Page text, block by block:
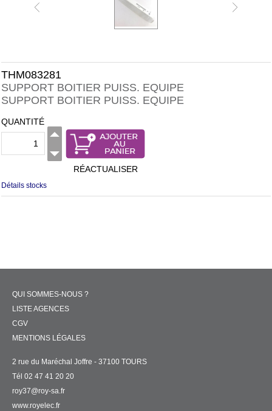
THM083281
SUPPORT BOITIER PUISS. EQUIPE
SUPPORT BOITIER PUISS. EQUIPE
QUANTITÉ
RÉACTUALISER
Détails stocks
QUI SOMMES-NOUS ?
LISTE AGENCES
CGV
MENTIONS LÉGALES
2 rue du Maréchal Joffre - 37100 TOURS
Tél 02 47 41 20 20
roy37@roy-sa.fr
www.royelec.fr